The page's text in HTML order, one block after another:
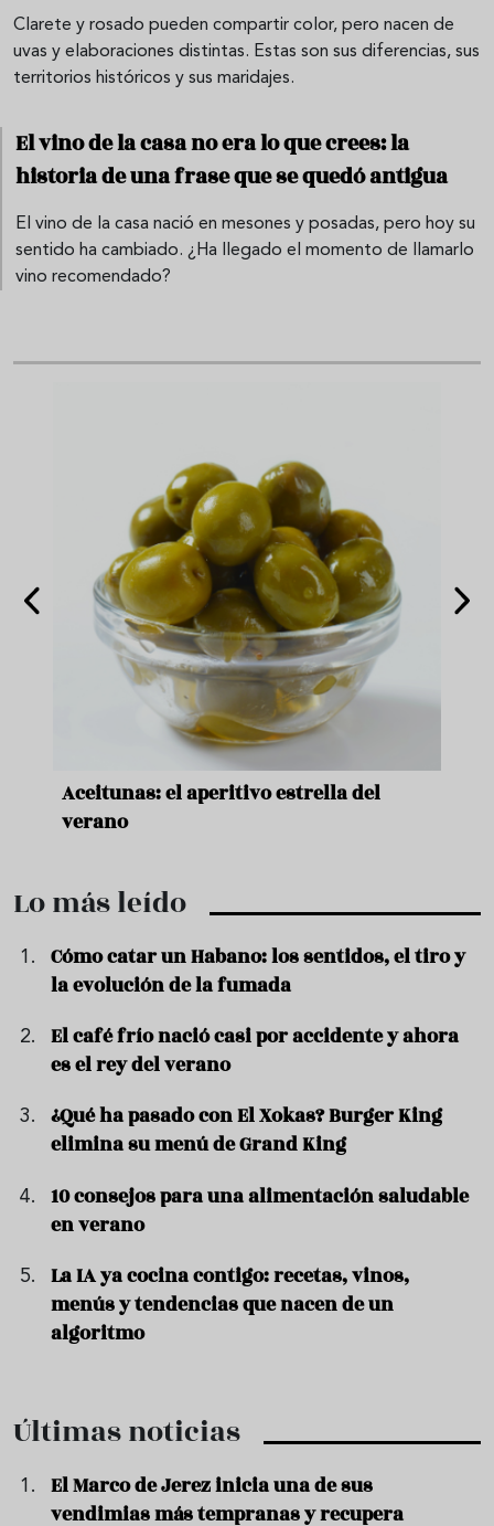
Clarete y rosado pueden compartir color, pero nacen de
uvas y elaboraciones distintas. Estas son sus diferencias, sus
territorios históricos y sus maridajes.
El vino de la casa no era lo que crees: la
historia de una frase que se quedó antigua
El vino de la casa nació en mesones y posadas, pero hoy su
sentido ha cambiado. ¿Ha llegado el momento de llamarlo
vino recomendado?
Aceitunas: el aperitivo estrella del
verano
Lo más leído
Cómo catar un Habano: los sentidos, el tiro y
la evolución de la fumada
El café frío nació casi por accidente y ahora
es el rey del verano
¿Qué ha pasado con El Xokas? Burger King
elimina su menú de Grand King
10 consejos para una alimentación saludable
en verano
La IA ya cocina contigo: recetas, vinos,
menús y tendencias que nacen de un
algoritmo
Últimas noticias
El Marco de Jerez inicia una de sus
vendimias más tempranas y recupera